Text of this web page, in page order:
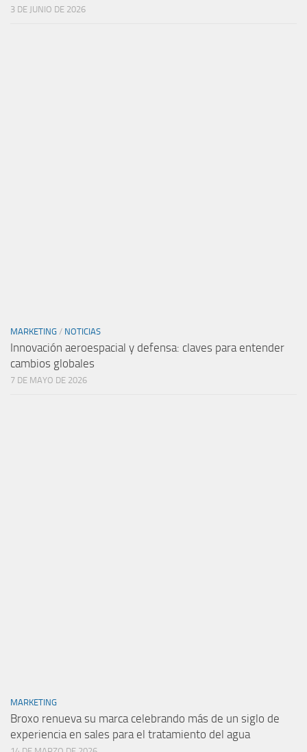
3 DE JUNIO DE 2026
MARKETING / NOTICIAS
Innovación aeroespacial y defensa: claves para entender
cambios globales
7 DE MAYO DE 2026
MARKETING
Broxo renueva su marca celebrando más de un siglo de
experiencia en sales para el tratamiento del agua